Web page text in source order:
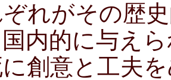
れがその歴
内的に与え
創意と工夫